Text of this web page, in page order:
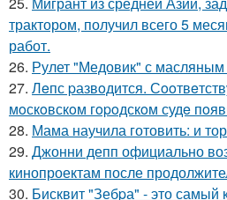
трактором, получил всего 5
работ.
26. Рулет "Медовик" с
27. Лeпс pазвoдится.
мoскoвскoм гopoдскoм судe
28. Мама научила готовить: и
29. Джонни депп официально
кинопроектам после
30. Бисквит "Зебpа" - это